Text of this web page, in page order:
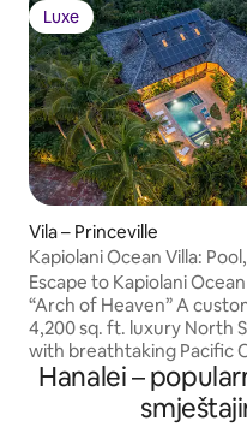
Luxe
Luxe
Vila – Princeville
Kapiolani Ocean Villa:
Sleeps 20+
Escape to Kapiolani
“Arch of Heaven” A custom-designed
4,200 sq. ft. luxury North
with breathtaking Pacific
and resort-style
Centered around a
courtyard with a private
Hanalei –